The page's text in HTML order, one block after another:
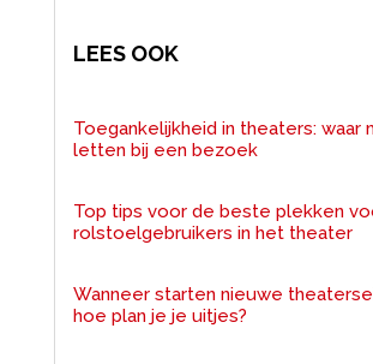
LEES OOK
Toegankelijkheid in theaters: waar
letten bij een bezoek
Top tips voor de beste plekken
rolstoelgebruikers in het theater
Wanneer starten nieuwe
hoe plan je je uitjes?